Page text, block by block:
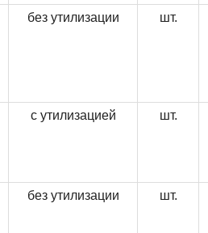
без утилизации шт.
с утилизацией шт.
без утилизации шт.